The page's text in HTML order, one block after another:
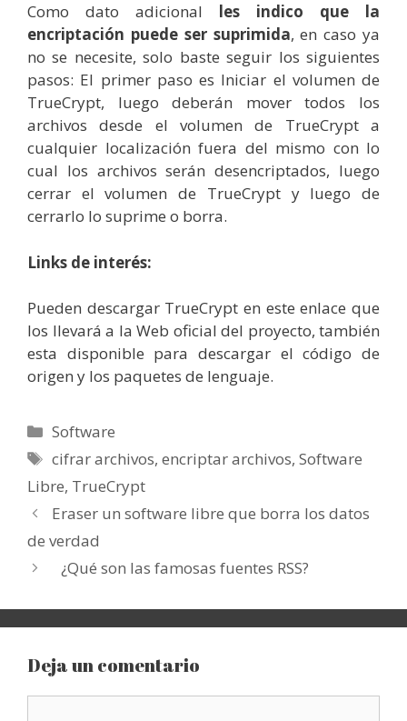
Como dato adicional les indico que la
encriptación puede ser suprimida, en caso ya
no se necesite, solo baste seguir los siguientes
pasos: El primer paso es Iniciar el volumen de
TrueCrypt, luego deberán mover todos los
archivos desde el volumen de TrueCrypt a
cualquier localización fuera del mismo con lo
cual los archivos serán desencriptados, luego
cerrar el volumen de TrueCrypt y luego de
cerrarlo lo suprime o borra.
Links de interés:
Pueden descargar TrueCrypt en este enlace que
los llevará a la Web oficial del proyecto, también
esta disponible para descargar el código de
origen y los paquetes de lenguaje.
Categorías
Software
Etiquetas
cifrar archivos,encriptar archivos,Software
Libre, TrueCrypt
Eraser un software libre que borra los datos
de verdad
¿Qué son las famosas fuentes RSS?
Deja un comentario